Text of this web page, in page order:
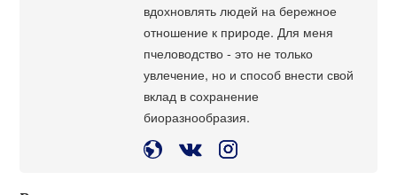
вдохновлять людей на бережное
отношение к природе. Для меня
пчеловодство - это не только
увлечение, но и способ внести свой
вклад в сохранение
биоразнообразия.